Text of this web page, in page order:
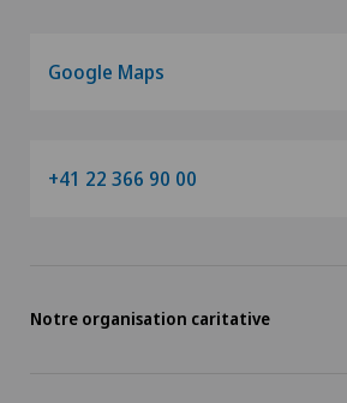
Google Maps
+41 22 366 90 00
Notre organisation caritative